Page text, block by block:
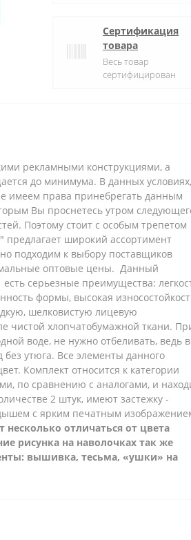
Сертификация
товара
Весь товар
сертифицирован
рекламными конструкциями, а
до минимума. В данных условиях,
имеем права принебрегать данным
Вы проснетесь утром
Поэтому стоит с особым трепетом
предлагает широкий ассортимент
подходим к выбору поставщиков
оптовые цены. Данный
серьезные преимущества:
формы, высокая
шелковистую лицевую
чистой хлопчатобумажной ткани.
воде, не нужно отбеливать, ведь
утюга. Все элементы данного
Комплект относится к категории
по сравнению с аналогами, и
2 штук, имеют застежку -
с ярким печатным
отличаться от цвета
рисунка на наволочках так же
вышивка, тесьма, «ушки» на